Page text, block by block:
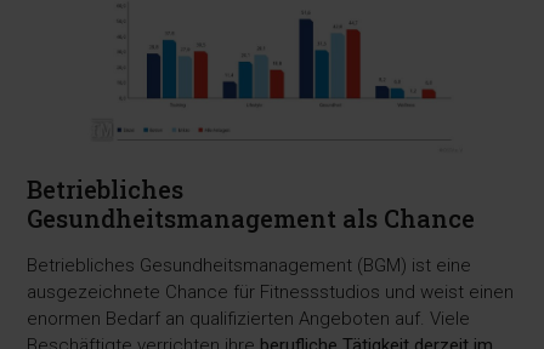
Betriebliches
Gesundheitsmanagement als Chance
Betriebliches Gesundheitsmanagement (BGM) ist eine
ausgezeichnete Chance für Fitnessstudios und weist einen
enormen Bedarf an qualifizierten Angeboten auf. Viele